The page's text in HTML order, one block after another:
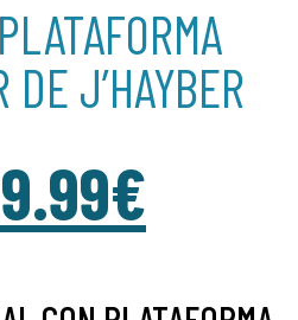
J’HAYBER
€